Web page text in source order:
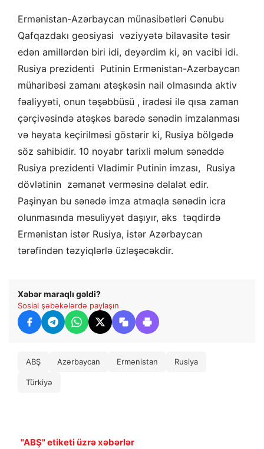
Ermənistan-Azərbaycan münasibətləri Cənubu
Qafqazdakı geosiyasi vəziyyətə bilavasitə təsir
edən amillərdən biri idi, deyərdim ki, ən vacibi idi.
Rusiya prezidenti Putinin Ermənistan-Azərbaycan
müharibəsi zamanı atəşkəsin nail olmasında aktiv
fəaliyyəti, onun təşəbbüsü , iradəsi ilə qısa zaman
çərçivəsində atəşkəs barədə sənədin imzalanması
və həyata keçirilməsi göstərir ki, Rusiya bölgədə
söz sahibidir. 10 noyabr tarixli məlum sənəddə
Rusiya prezidenti Vladimir Putinin imzası, Rusiya
dövlətinin zəmanət verməsinə dəlalət edir.
Paşinyan bu sənədə imza atmaqla sənədin icra
olunmasında məsuliyyət daşıyır, əks təqdirdə
Ermənistan istər Rusiya, istər Azərbaycan
tərəfindən təzyiqlərlə üzləşəcəkdir.
Xəbər maraqlı gəldi?
Sosial şəbəkələrdə paylaşın
ABŞ Azərbaycan Ermənistan Rusiya
Türkiyə
"ABŞ" etiketi üzrə xəbərlər